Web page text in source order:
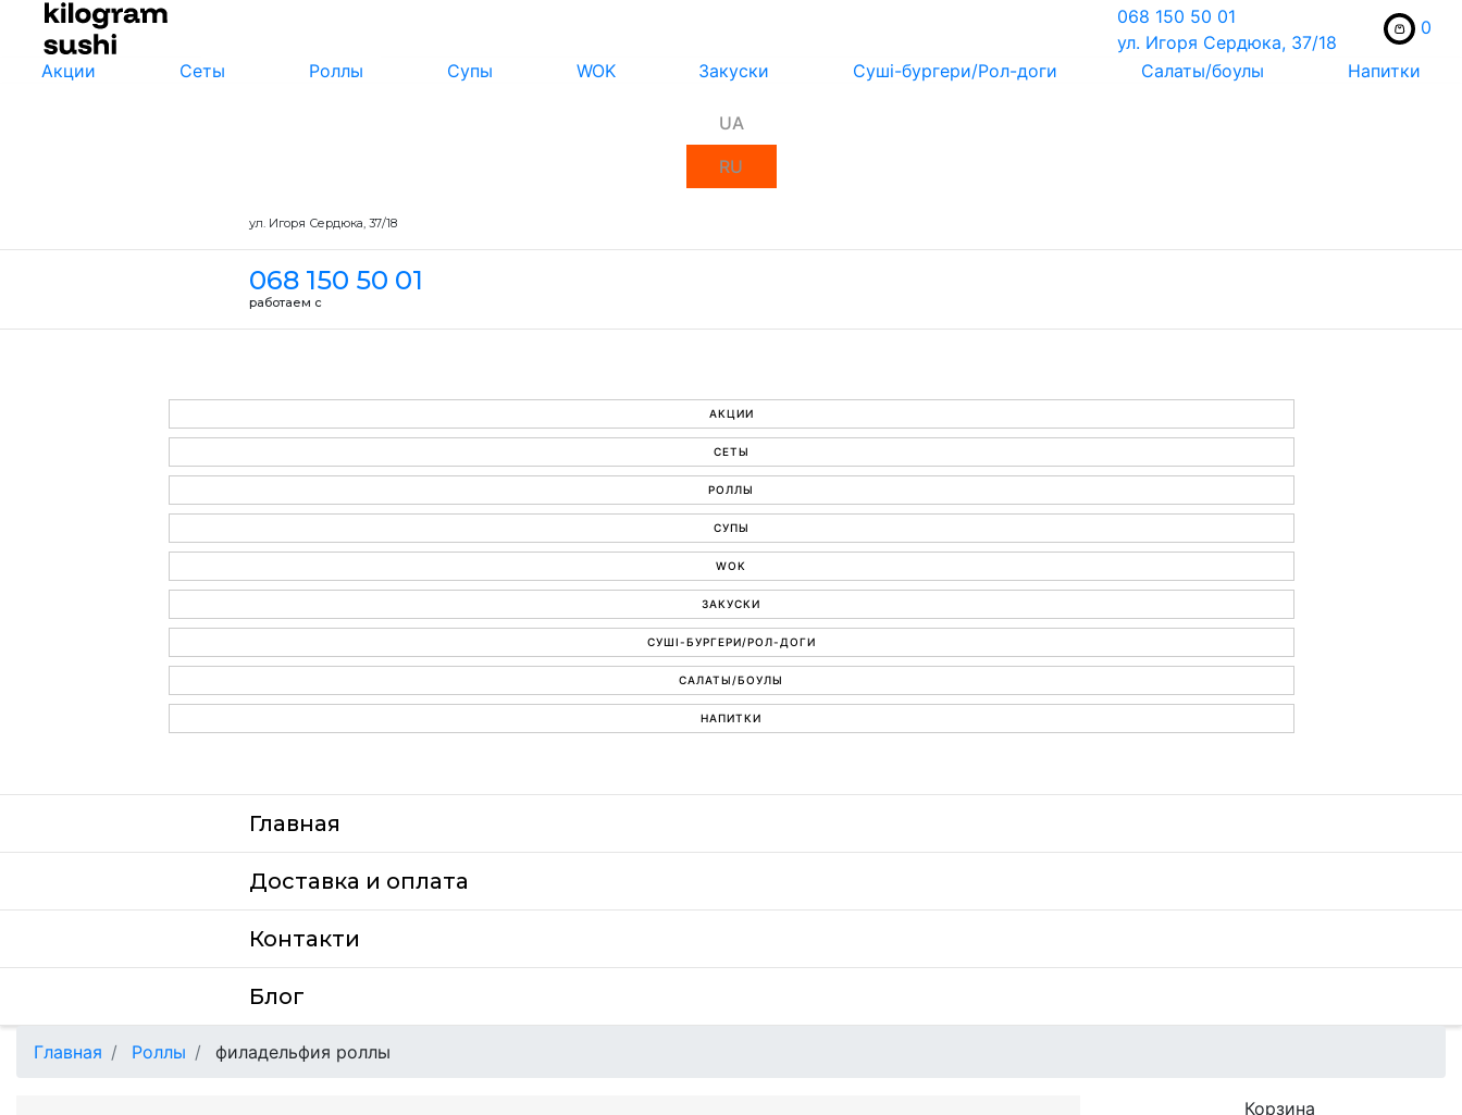
068 150 50 01
ул. Игоря Сердюка, 37/18
0
Акции Сеты Роллы Супы WOK Закуски Суші-бургери/Рол-доги Салаты/боулы Напитки
UA
RU
ул. Игоря Сердюка, 37/18
068 150 50 01
работаем с
АКЦИИ
СЕТЫ
РОЛЛЫ
СУПЫ
WOK
ЗАКУСКИ
СУШІ-БУРГЕРИ/РОЛ-ДОГИ
САЛАТЫ/БОУЛЫ
НАПИТКИ
Главная
Доставка и оплата
Контакти
Блог
Главная Роллы филадельфия роллы
Корзина